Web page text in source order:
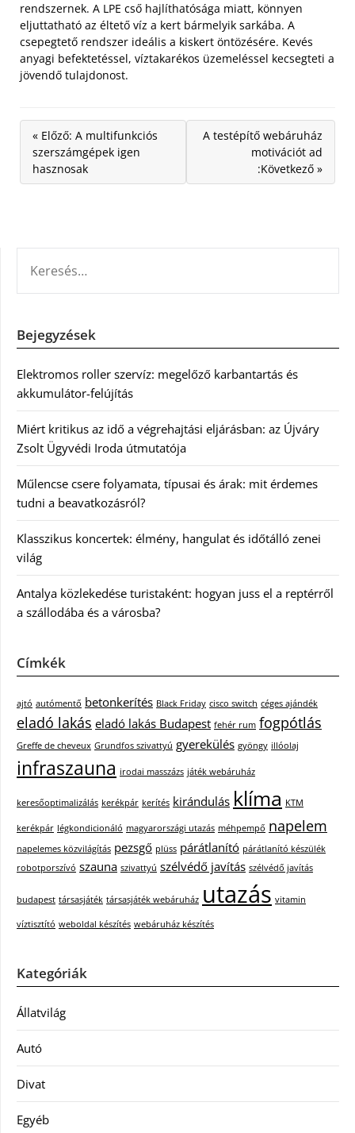
rendszernek. A LPE cső hajlíthatósága miatt, könnyen
eljuttatható az éltető víz a kert bármelyik sarkába. A
csepegtető rendszer ideális a kiskert öntözésére. Kevés
anyagi befektetéssel, víztakarékos üzemeléssel kecsegteti a
jövendő tulajdonost.
« Előző: A multifunkciós
szerszámgépek igen
hasznosak
A testépítő webáruház
motivációt ad
:Következő »
Bejegyzések
Elektromos roller szervíz: megelőző karbantartás és
akkumulátor-felújítás
Miért kritikus az idő a végrehajtási eljárásban: az Újváry
Zsolt Ügyvédi Iroda útmutatója
Műlencse csere folyamata, típusai és árak: mit érdemes
tudni a beavatkozásról?
Klasszikus koncertek: élmény, hangulat és időtálló zenei
világ
Antalya közlekedése turistaként: hogyan juss el a reptérről
a szállodába és a városba?
Címkék
ajtó autómentő betonkerítés Black Friday cisco switch céges ajándék
eladó lakás eladó lakás Budapest fehér rum fogpótlás
Greffe de cheveux Grundfos szivattyú gyerekülés gyöngy illóolaj
infraszauna irodai masszázs játék webáruház
keresőoptimalizálás kerékpár kerítés kirándulás klíma KTM
kerékpár légkondicionáló magyarországi utazás méhpempő napelem
napelemes közvilágítás pezsgő plüss párátlanító párátlanító készülék
robotporszívó szauna szivattyú szélvédő javítás szélvédő javítás
budapest társasjáték társasjáték webáruház utazás vitamin
víztisztító weboldal készítés webáruház készítés
Kategóriák
Állatvilág
Autó
Divat
Egyéb